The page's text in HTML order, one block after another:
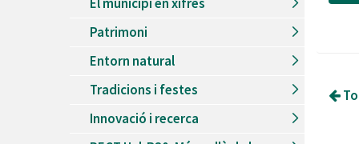
Patrimoni
Entorn natural
Tradicions i festes
Innovació i recerca